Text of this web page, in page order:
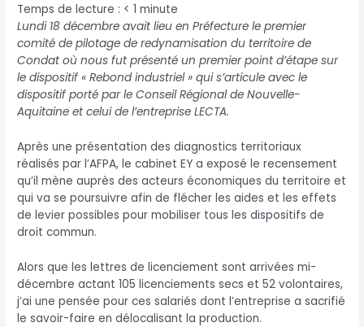
Temps de lecture : < 1 minute
Lundi 18 décembre avait lieu en Préfecture le premier
comité de pilotage de redynamisation du territoire de
Condat où nous fut présenté un premier point d’étape sur
le dispositif « Rebond industriel » qui s’articule avec le
dispositif porté par le Conseil Régional de Nouvelle-
Aquitaine et celui de l’entreprise LECTA.
Après une présentation des diagnostics territoriaux
réalisés par l’AFPA, le cabinet EY a exposé le recensement
qu’il mène auprès des acteurs économiques du territoire et
qui va se poursuivre afin de flécher les aides et les effets
de levier possibles pour mobiliser tous les dispositifs de
droit commun.
Alors que les lettres de licenciement sont arrivées mi-
décembre actant 105 licenciements secs et 52 volontaires,
j’ai une pensée pour ces salariés dont l’entreprise a sacrifié
le savoir-faire en délocalisant la production.